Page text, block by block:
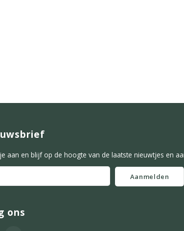
aan en blijf op de hoogte van de laatste nieuwtjes en
Aanmelden
ons